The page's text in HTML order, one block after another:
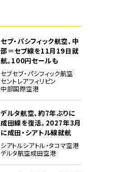
セブ・パシフィック航空、中
部＝セブ線を11月19日就
航。100円セールも
セブセブ・パシフィック航空
セントレアフィリピン
中部国際空港
デルタ航空、約7年ぶりに
成田線を復活。2027年3月
に成田・シアトル線就航
シアトルシアトル・タコマ空港
デルタ航空成田空港